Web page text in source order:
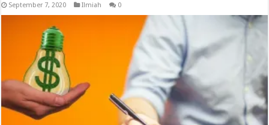
September 7, 2020 Ilmiah 0